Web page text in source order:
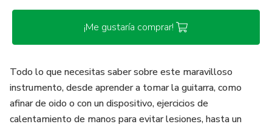
¡Me gustaría comprar!
Todo lo que necesitas saber sobre este maravilloso
instrumento, desde aprender a tomar la guitarra, como
afinar de oido o con un dispositivo, ejercicios de
calentamiento de manos para evitar lesiones, hasta un